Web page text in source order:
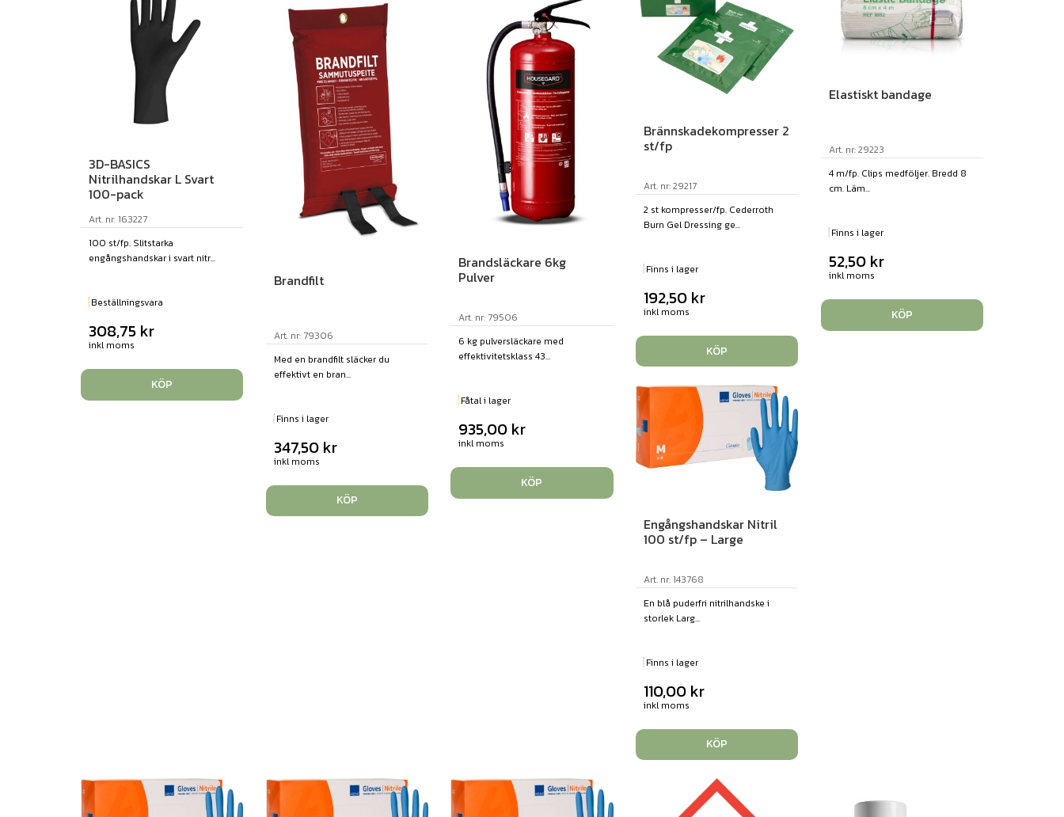
3D-BASICS
Nitrilhandskar L Svart
100-pack
Art. nr: 163227
100 st/fp. Slitstarka
engångshandskar i svart nitr...
Beställningsvara
308,75 kr
inkl moms
KÖP
Brandfilt
Art. nr: 79306
Med en brandfilt släcker du
effektivt en bran...
Finns i lager
347,50 kr
inkl moms
KÖP
Brandsläckare 6kg
Pulver
Art. nr: 79506
6 kg pulversläckare med
effektivitetsklass 43...
Fåtal i lager
935,00 kr
inkl moms
KÖP
Brännskadekompresser 2
st/fp
Art. nr: 29217
2 st kompresser/fp. Cederroth
Burn Gel Dressing ge...
Finns i lager
192,50 kr
inkl moms
KÖP
Elastiskt bandage
Art. nr: 29223
4 m/fp. Clips medföljer. Bredd 8
cm. Läm...
Finns i lager
52,50 kr
inkl moms
KÖP
Engångshandskar Nitril
100 st/fp – Large
Art. nr: 143768
En blå puderfri nitrilhandske i
storlek Larg...
Finns i lager
110,00 kr
inkl moms
KÖP